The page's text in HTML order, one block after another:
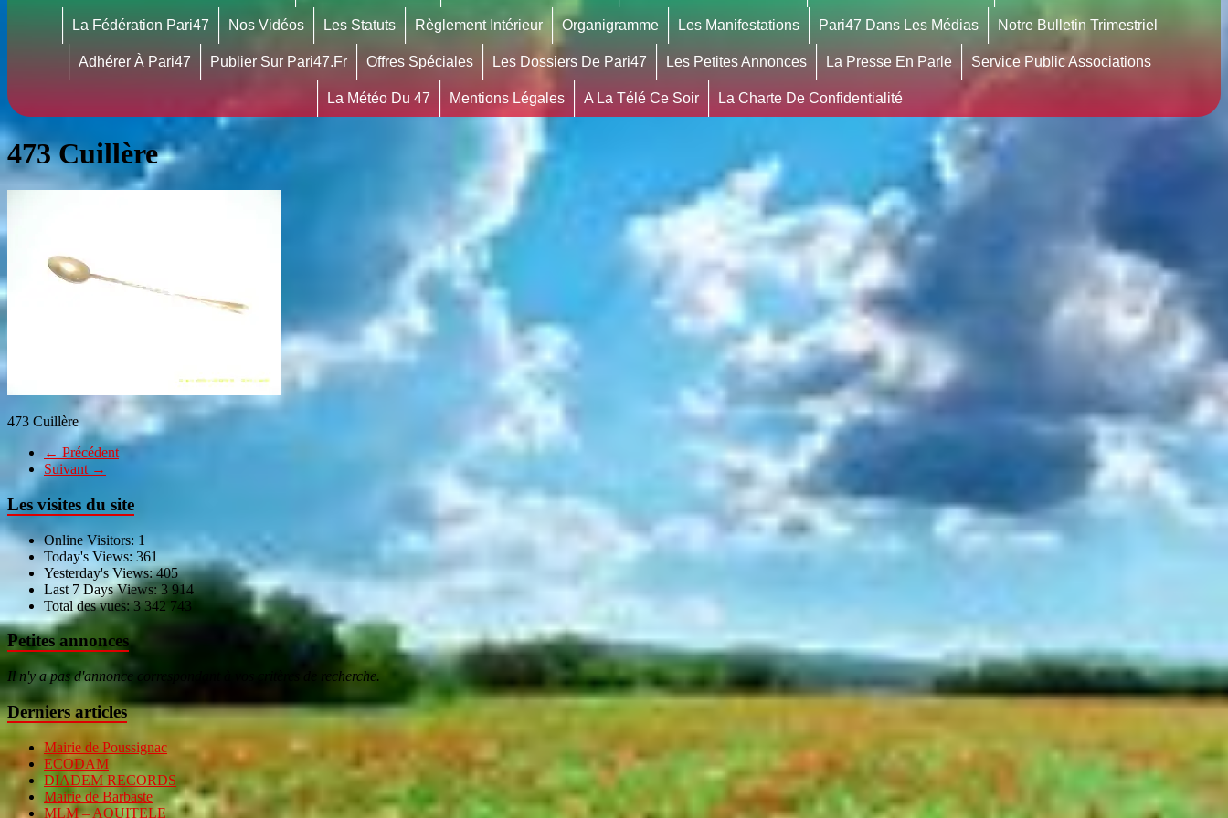
La Fédération Pari47 Nos Vidéos Les Statuts Règlement Intérieur Organigramme Les Manifestations Pari47 Dans Les Médias Notre Bulletin Trimestriel
Adhérer À Pari47 Publier Sur Pari47.fr Offres Spéciales Les Dossiers De Pari47 Les Petites Annonces La Presse En Parle Service Public Associations
La Météo Du 47 Mentions Légales A La Télé Ce Soir La Charte De Confidentialité
473 Cuillère
473 Cuillère
← Précédent
Suivant →
Les visites du site
Online Visitors: 1
Today's Views: 361
Yesterday's Views:405
Last 7 Days Views: 3 914
Total des vues:3 342 743
Petites annonces
Il n'y a pas d'annonce correspondant à vos critères de recherche.
Derniers articles
Mairie de Poussignac
ECODAM
DIADEM RECORDS
Mairie de Barbaste
MLM – AQUITELE